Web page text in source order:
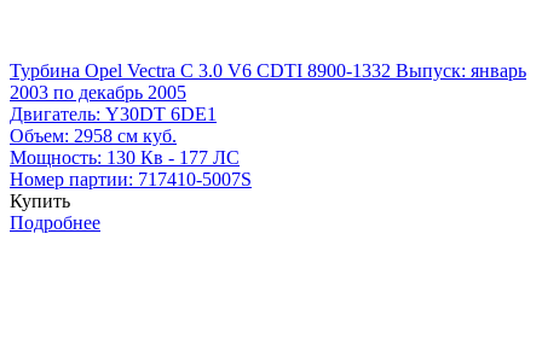
Турбина Opel Vectra C 3.0 V6 CDTI 8900-1332 Выпуск: январь
2003 по декабрь 2005
Двигатель: Y30DT 6DE1
Объем: 2958 см куб.
Мощность: 130 Кв - 177 ЛС
Номер партии: 717410-5007S
Купить
Подробнее